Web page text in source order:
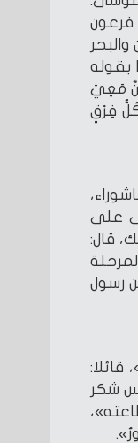
فرعون
بقوله
مَعِيَ
فِرْقٍ
على
قال:
رسول
شكر